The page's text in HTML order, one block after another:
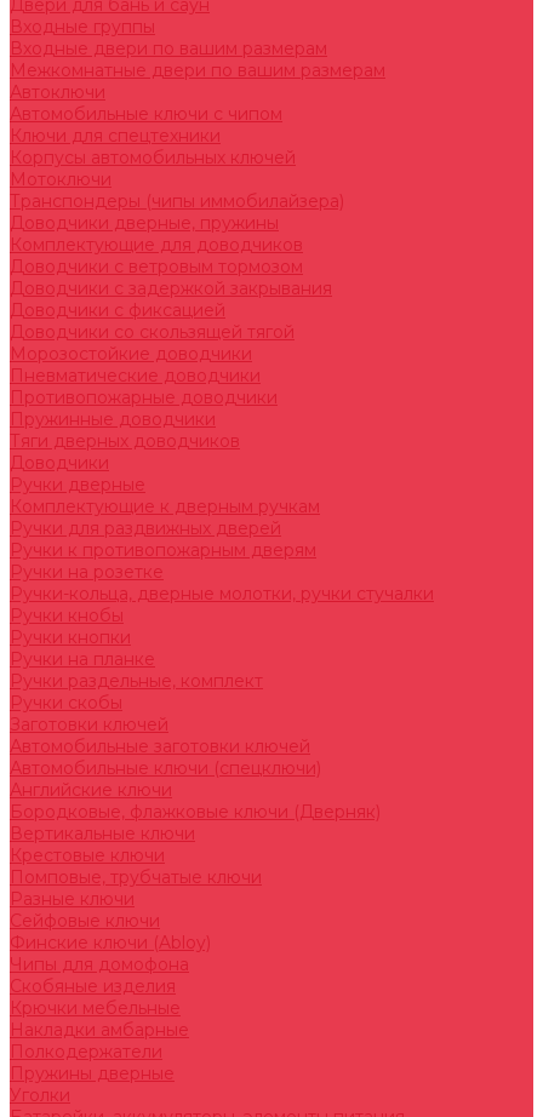
Двери для бань и саун
Входные группы
Входные двери по вашим размерам
Межкомнатные двери по вашим размерам
Автоключи
Автомобильные ключи с чипом
Ключи для спецтехники
Корпусы автомобильных ключей
Мотоключи
Транспондеры (чипы иммобилайзера)
Доводчики дверные, пружины
Комплектующие для доводчиков
Доводчики с ветровым тормозом
Доводчики с задержкой закрывания
Доводчики с фиксацией
Доводчики со скользящей тягой
Морозостойкие доводчики
Пневматические доводчики
Противопожарные доводчики
Пружинные доводчики
Тяги дверных доводчиков
Доводчики
Ручки дверные
Комплектующие к дверным ручкам
Ручки для раздвижных дверей
Ручки к противопожарным дверям
Ручки на розетке
Ручки-кольца, дверные молотки, ручки стучалки
Ручки кнобы
Ручки кнопки
Ручки на планке
Ручки раздельные, комплект
Ручки скобы
Заготовки ключей
Автомобильные заготовки ключей
Автомобильные ключи (спецключи)
Английские ключи
Бородковые, флажковые ключи (Дверняк)
Вертикальные ключи
Крестовые ключи
Помповые, трубчатые ключи
Разные ключи
Сейфовые ключи
Финские ключи (Abloy)
Чипы для домофона
Скобяные изделия
Крючки мебельные
Накладки амбарные
Полкодержатели
Пружины дверные
Уголки